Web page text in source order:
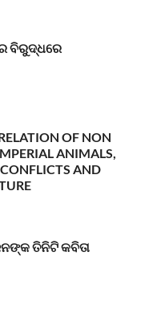
ବିରୁଦ୍ଧରେ
OF NON
ANIMALS,
AND
ତିନିଟି କବିତା